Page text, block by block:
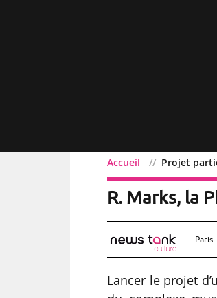
Accueil Projet
Projet
R. Marks, la
Paris
Lancer le projet